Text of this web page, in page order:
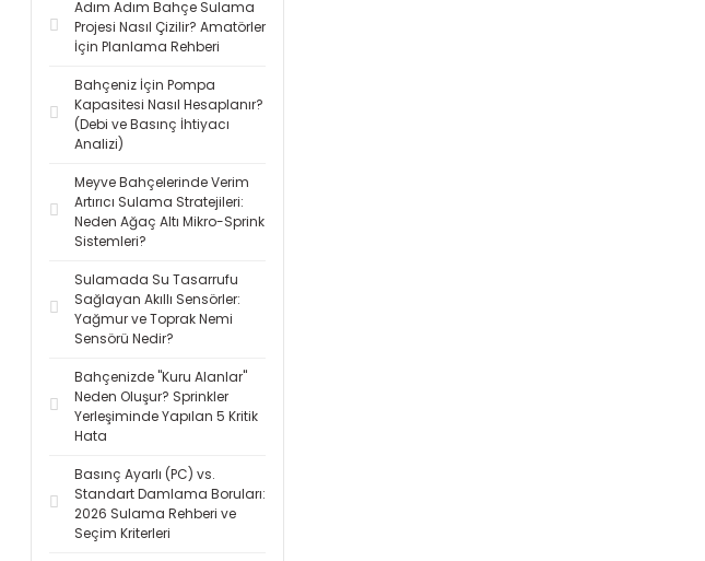
Adım Adım Bahçe Sulama
Projesi Nasıl Çizilir? Amatörler
İçin Planlama Rehberi
Bahçeniz İçin Pompa
Kapasitesi Nasıl Hesaplanır?
(Debi ve Basınç İhtiyacı
Analizi)
Meyve Bahçelerinde Verim
Artırıcı Sulama Stratejileri:
Neden Ağaç Altı Mikro-Sprink
Sistemleri?
Sulamada Su Tasarrufu
Sağlayan Akıllı Sensörler:
Yağmur ve Toprak Nemi
Sensörü Nedir?
Bahçenizde "Kuru Alanlar"
Neden Oluşur? Sprinkler
Yerleşiminde Yapılan 5 Kritik
Hata
Basınç Ayarlı (PC) vs.
Standart Damlama Boruları:
2026 Sulama Rehberi ve
Seçim Kriterleri